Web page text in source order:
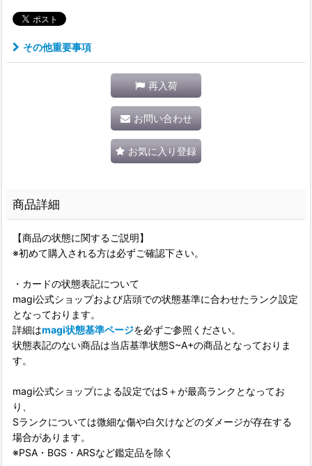
その他重要事項
再入荷
お問い合わせ
お気に入り登録
商品詳細
【商品の状態に関するご説明】
※初めて購入される方は必ずご確認下さい。
・カードの状態表記について
magi公式ショップおよび店頭での状態基準に合わせたランク設定
となっております。
詳細はmagi状態基準ページを必ずご参照ください。
状態表記のない商品は当店基準状態S~A+の商品となっておりま
す。
magi公式ショップによる設定ではS＋が最高ランクとなってお
り、
Sランクについては微細な傷や白欠けなどのダメージが存在する
場合があります。
※PSA・BGS・ARSなど鑑定品を除く